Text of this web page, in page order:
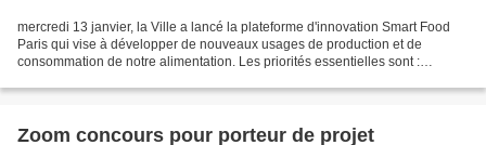
mercredi 13 janvier, la Ville a lancé la plateforme d'innovation Smart Food
Paris qui vise à développer de nouveaux usages de production et de
consommation de notre alimentation. Les priorités essentielles sont :
Zoom concours pour porteur de projet